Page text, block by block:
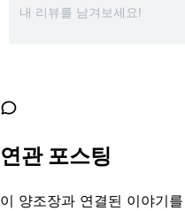
연관 포스팅
이 양조장과 연결된 이야기